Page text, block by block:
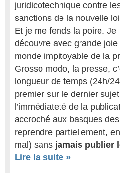
juridicotechnique contre
sanctions de la nouvelle
Et je me fends la poire. Je
découvre avec grande joie
monde impitoyable de la
Grosso modo, la presse,
longueur de temps (24h/
premier sur le dernier
l’immédiateté de la
accroché aux basques
reprendre partiellement,
mal) sans jamais publier
Lire la suite »